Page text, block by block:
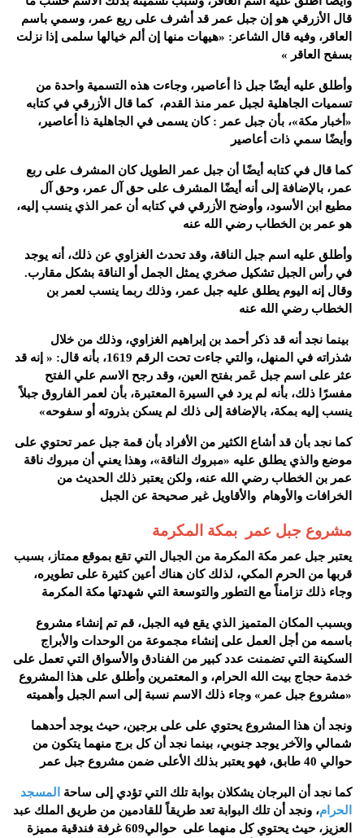
قال الأزرقي هو إن جبل عمر قد أشرف على ريع عمر، وسمي باسم
العاقر، وفيه قال الشاعر: «هيهات منها إن ألم خيالها سلمى إذا نزلت
بسفح العاقر »
وأطلق عليه أيضًا جبل ذا أعاصير، وجاءت هذه التسمية واحدة من
تسميات الجاهلية لجبل عمر منذ القدم، كما قال الأزرقي في كتابه
«أخبار مكة»، بأن جبل عمر : كان يسمى في الجاهلية ذا أعاصير،
وأيضًا سمي ذات أعاصير
كما قال في كتابه أيضًا أن جبل عمر الطويل كان المشرف على ربع
عمر، بالإضافة إلى أنه أيضًا المشرف على حق آل عمر، وحق آل
مطيع ابن الأسود، وأوضح الأزرقي في كتابه أن عمر الذي ينسب إليه،
هو عمر بن الخطاب رضي الله عنه
وأطلق عليه اسم جبل الناقة، وقد تحدث الغزاوي عن ذلك، أنه يوجد
في رأس الجبل تشكيل صخري يمثل الجمل أو الناقة بشكل مقارب.
وقال إنه اليوم يطلق عليه جبل عمر، وذلك ربما ينسب لعمر بن
الخطاب رضي الله عنه
بينما نجد أنه قد ذكر أحمد بن إبراهيم الغزاوي، وذلك من خلال
شذراته في المنهل، والتي جاءت تحت الرقم 1619، بأنه قال: « إنه قد
عثر على اسم جبل عَمر بفتح العين، وقد رجح الاسم علي الفتح
مفسرًا ذلك، بأنه لم يرد في السيرة المعتبرة، بأن لعمر الفاروق جبلاً
ينسب إليه بمكة، بالإضافة إلى ذلك لم يسكن بذروته أو سفوحه»
كما نجد بأن قد أشاع الكثير من الأفراد بأن قمة جبل عمر تحتوي على
موضع والذي يطلق عليه «مبروك الناقة»، وهذا يعني أن مبروك ناقة
عمر بن الخطاب رضي الله عنه، ولكن يعتبر ذلك الحديث من
الخرافات والأوهام والأقاويل غير صحيحة عن الجبل
مشروع جبل عمر بمكة المكرمة
يعتبر جبل عمر مكة المكرمة من الجبال التي تقع بموقع ممتاز، بسبب
قربها من الحرم المكي، لذلك كان هناك أعين كثيرة على تطويره،
وجاء ذلك تزامناً مع التطور والتوسعة التي شهدتها مكة المكرمة
وبسبب المكان المتميز الذي يقع فيه الجبل، قم تم إنشاء مشروع
باسمه من أجل العمل على إنشاء مجموعة من الوحدات والأبراج
السكينة التي تضمنت عدد كبير من الفنادق والأسواق التي تعمل على
خدمة حجاج بيت الله الحرام، و المعتمرين وأطلق على هذا المشروع
«مشروع جبل عمر» وجاء ذلك الاسم نسبة إلى اسم الجبل وأهميته
ونجد أن هذا المشروع يحتوي على على برجين، حيث يوجد أحدهما
شمالي والآخر يوجد جنوبي، بينما نجد أن كل برج منهما يتكون من
حوالي 40 طابق، فهو يعتبر بذلك الأعلى ضمن مشروع جبل عمر
كما نجد أن البرجان يشكلان بوابة تلك التي تؤدي إلى ساحة
المسجد
الحرام، ونجد أن تلك البوابة تعد طريقاً للقادمين من طريق الملك عبد
العزيز، حيث يحتوي كل منهما على حوالي609 غرفة فندقية مميزة